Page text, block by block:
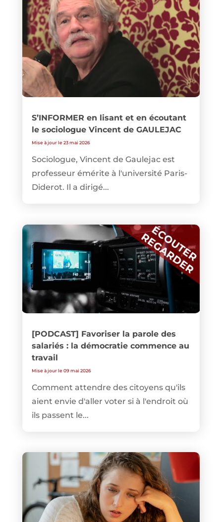
S’INFORMER en lisant et en écoutant
le sociologue Vincent de GAULEJAC
Mise à jour le 23 mai 2026
Sociologue, Vincent de Gaulejac est
professeur émérite à l'université Paris-
Diderot. Il a dirigé...
[PODCAST] Favoriser la parole des
salariés : la démocratie commence au
travail
Mise à jour le 09 mai 2026
Comment attendre des citoyens qu'ils
aient envie d'aller voter si à l'endroit où
ils passent le...